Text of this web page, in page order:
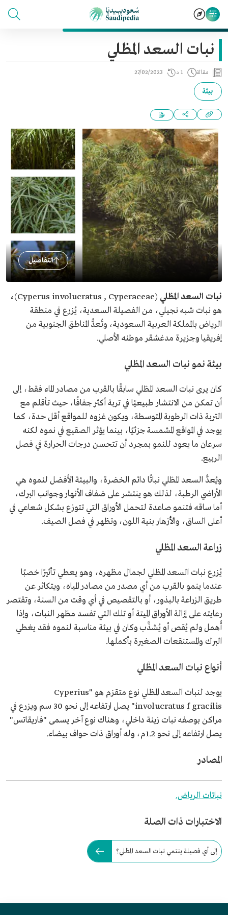
نبات السعد المظلي
مقالة 1 د 27/02/2023
بيئة
التفاصيل
نبات السعد المظلي (Cyperus involucratus , Cyperaceae)
،
هو نبات شبه نجيلي، من الفصيلة السعدية، يُزرع في منطقة
الرياض بالمملكة العربية السعودية، وتُعدُّ المناطق الجنوبية من
إفريقيا وجزيرة مدغشقر موطنه الأصلي.
بيئة نمو نبات السعد المظلي
كان يرى نبات السعد المظلي سابقًا بالقرب من مصادر الماء فقط، إلى
أن تمكن من الانتشار طبيعيًا في تربة أكثر جفافًا، حيث تأقلم مع
التربة ذات الرطوبة المتوسطة، ويكون غزوه للمواقع أقل حدة، كما
يوجد في المواقع المشمسة جزئيًا، بينما يؤثر الصقيع في نموه لكنه
سرعان ما يعود للنمو بمجرد أن تتحسن درجات الحرارة في فصل
الربيع.
ويُعدُّ السعد المظلي نباتًا دائم الخضرة، والبيئة الأفضل لنموه هي
الأراضي الرطبة، لذلك هو ينتشر على ضفاف الأنهار وجوانب البرك،
أما ساقه فتنمو صاعدة لتحمل الأوراق التي تتوزع بشكل شعاعي في
أعلى الساق، والأزهار بنية اللون، وتظهر في فصل الصيف.
زراعة السعد المظلي
يُزرع نبات السعد المظلي لجمال مظهره، وهو يعطي تأثيرًا خصبًا
عندما ينمو بالقرب من أي مصدر من مصادر المياه، ويتكاثر عن
طريق الزراعة بالبذور، أو بالتقصيص في أي وقت من السنة، وتقتصر
رعايته على إزالة الأوراق الميتة أو تلك التي تفسد مظهر النبات، وإذا
أُهمل ولم يُقص أو يُشذَّب وكان في بيئة مناسبة لنموه فقد يغطي
البرك والمستنقعات الصغيرة بأكملها.
أنواع نبات السعد المظلي
يوجد لنبات السعد المظلي نوع متقزم هو "Cyperius
involucratus f gracilis" يصل ارتفاعه إلى نحو 30 سم ويزرع في
مراكن بوصفه نبات زينة داخلي، وهناك نوع آخر يسمى "فاريقاتس"
يصل ارتفاعه إلى نحو 1.2م، وله أوراق ذات حواف بيضاء.
المصادر
نباتات الرياض.
الاختبارات ذات الصلة
إلى أي فصيلة ينتمي نبات السعد المظلي؟